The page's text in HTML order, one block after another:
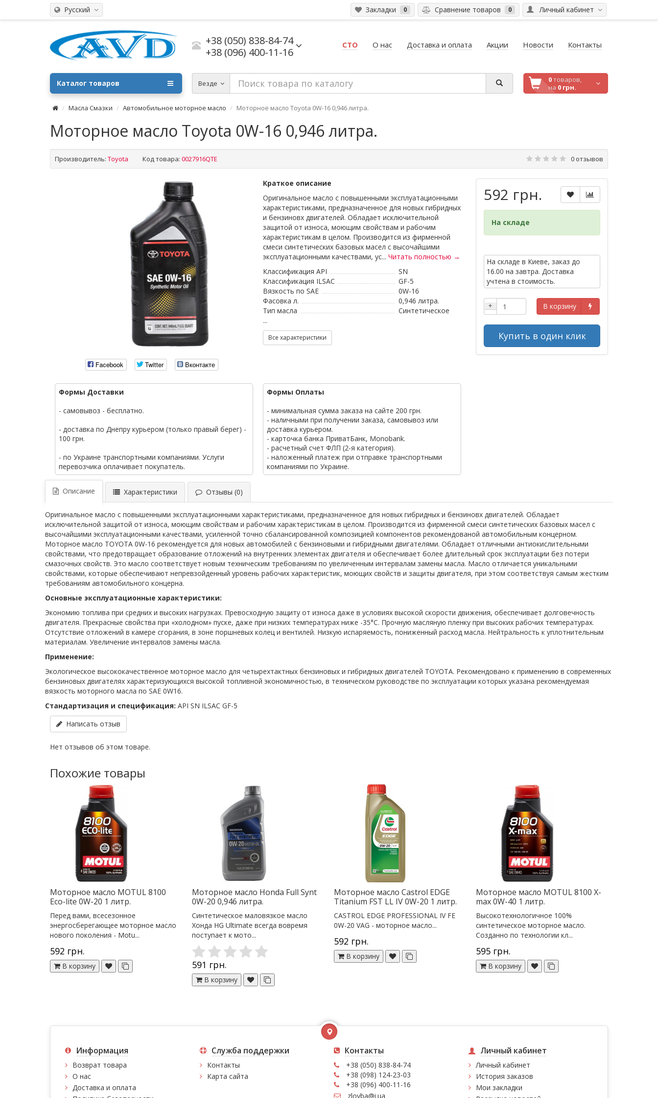
Русский Личный кабинет
Закладки 0 Сравнение товаров 0
+38 (050) 838-84-74
+38 (096) 400-11-16
СТО О нас Доставка и оплата Акции Новости Контакты
Везде 0товаров,
на 0 грн.
Каталог товаров
Масла Смазки Автомобильное моторное масло Моторное масло Toyota 0W-16 0,946 литра.
Моторное масло Toyota 0W-16 0,946 литра.
Производитель: Toyota Код товара: 0027916QTE 0 отзывов
Facebook Twitter Вконтакте
Краткое описание
Оригинальное масло с повышенными эксплуатационными
характеристиками, предназначенное для новых гибридных
и бензиновх двигателей. Обладает исключительной
защитой от износа, моющим свойствам и рабочим
характеристикам в целом. Производится из фирменной
смеси синтетических базовых масел с высочайшими
эксплуатационными качествами, ус... Читать полностью →
Классификация API
SN
Классификация ILSAC
GF-5
Вязкость по SAE
0W-16
Фасовка л.
0,946 литра.
Тип масла
Синтетическое
...
Все характеристики
Формы Доставки
- самовывоз - бесплатно.
- доставка по Днепру курьером (только правый берег) -
100 грн.
- по Украине транспортными компаниями. Услуги
перевозчика оплачивает покупатель.
Формы Оплаты
- минимальная сумма заказа на сайте 200 грн.
- наличными при получении заказа, самовывоз или
доставка курьером.
- карточка банка ПриватБанк, Monobank.
- расчетный счет ФЛП (2-я категория).
- наложенный платеж при отправке транспортными
компаниями по Украине.
592 грн.
На складе
На складе в Киеве, заказ до
16.00 на завтра. Доставка
учтена в стоимость.
+ В корзину
Купить в один клик
Описание Характеристики Отзывы (0)
Оригинальное масло с повышенными эксплуатационными характеристиками, предназначенное для новых гибридных и бензиновх двигателей. Обладает
исключительной защитой от износа, моющим свойствам и рабочим характеристикам в целом. Производится из фирменной смеси синтетических базовых масел с
высочайшими эксплуатационными качествами, усиленной точно сбалансированной композицией компонентов рекомендованой автомобильным концерном.
Моторное масло TOYOTA 0W-16 рекомендуется для новых автомобилей с бензиновыми и гибридными двигателями. Обладает отличными антиокислительными
свойствами, что предотвращает образование отложений на внутренних элементах двигателя и обеспечивает более длительный срок эксплуатации без потери
смазочных свойств. Это масло соответствует новым техническим требованиям по увеличенным интервалам замены масла. Масло отличается уникальными
свойствами, которые обеспечивают непревзойденный уровень рабочих характеристик, моющих свойств и защиты двигателя, при этом соответствуя самым жестким
требованиям автомобильного концерна.
Основные эксплуатационные характеристики:
Экономию топлива при средних и высоких нагрузках. Превосходную защиту от износа даже в условиях высокой скорости движения, обеспечивает долговечность
двигателя. Прекрасные свойства при «холодном» пуске, даже при низких температурах ниже -35°C. Прочную масляную пленку при высоких рабочих температурах.
Отсутствие отложений в камере сгорания, в зоне поршневых колец и вентилей. Низкую испаряемость, пониженный расход масла. Нейтральность к уплотнительным
материалам. Увеличение интервалов замены масла.
Применение:
Экологическое высококачественное моторное масло для четырехтактных бензиновых и гибридных двигателей TOYOTA. Рекомендовано к применению в современных
бензиновых двигателях характеризующихся высокой топливной экономичностью, в техническом руководстве по эксплуатации которых указана рекомендуемая
вязкость моторного масла по SAE 0W16.
Стандартизация и спецификация: API SN ILSAC GF-5
Написать отзыв
Нет отзывов об этом товаре.
Похожие товары
Моторное масло MOTUL 8100
Eco-lite 0W-20 1 литр.
Перед вами, всесезонное
энергосберегающее моторное масло
нового поколения - Motu...
592 грн.
В корзину
Моторное масло Honda Full Synt
0W-20 0,946 литра.
Синтетическое маловязкое масло
Хонда HG Ultimate всегда вовремя
поступает к мото...
591 грн.
В корзину
Моторное масло Castrol EDGE
Titanium FST LL IV 0W-20 1 литр.
CASTROL EDGE PROFESSIONAL IV FE
0W-20 VAG - моторное масло...
592 грн.
В корзину
Моторное масло MOTUL 8100 X-
max 0W-40 1 литр.
Высокотехнологичное 100%
синтетическое моторное масло.
Созданно по технологии кл...
595 грн.
В корзину
Информация
Возврат товара
О нас
Доставка и оплата
Служба поддержки
Контакты
Карта сайта
Контакты
+38 (050) 838-84-74
+38 (098) 124-23-03
+38 (096) 400-11-16
zloyba@i.ua
Личный кабинет
Личный кабинет
История заказов
Мои закладки